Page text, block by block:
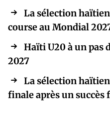
La sélection
course au Mondial
Haïti U20 à un pas
2027
La sélection
finale après un succès